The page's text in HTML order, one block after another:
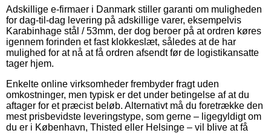
Adskillige e-firmaer i Danmark stiller garanti om muligheden
for dag-til-dag levering på adskillige varer, eksempelvis
Karabinhage stål / 53mm, der dog beroer på at ordren køres
igennem forinden et fast klokkeslæt, således at de har
mulighed for at nå at få ordren afsendt før de logistikansatte
tager hjem.
Enkelte online virksomheder frembyder fragt uden
omkostninger, men typisk er det under betingelse af at du
aftager for et præcist beløb. Alternativt må du foretrække den
mest prisbevidste leveringstype, som gerne – ligegyldigt om
du er i København, Thisted eller Helsinge – vil blive at få